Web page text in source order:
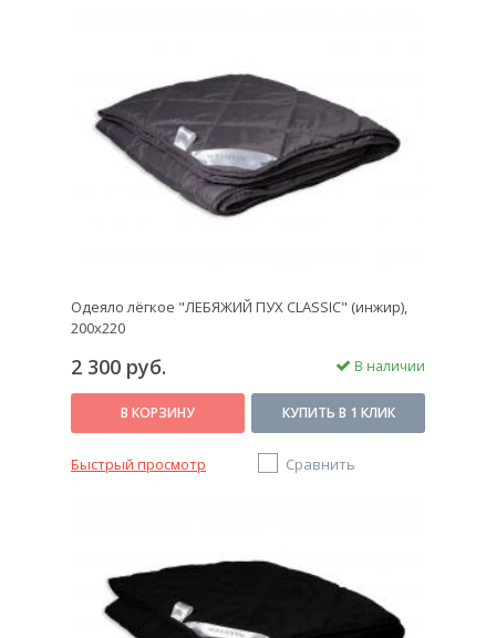
Одеяло лёгкое "ЛЕБЯЖИЙ ПУХ CLASSIC" (инжир),
200х220
2 300 руб. В наличии
В КОРЗИНУ КУПИТЬ В 1 КЛИК
Быстрый просмотр Сравнить